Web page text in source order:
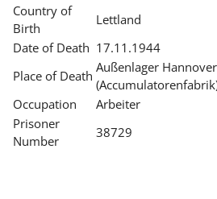
FORSCHUNG
SERVICE
Leichte Sprache Back
Leichte
Deutsch
Country of
Birth
Lettland
Date of Death 17.11.1944
Place of Death
Außenlager
Occupation
Arbeiter
Prisoner
Number
38729